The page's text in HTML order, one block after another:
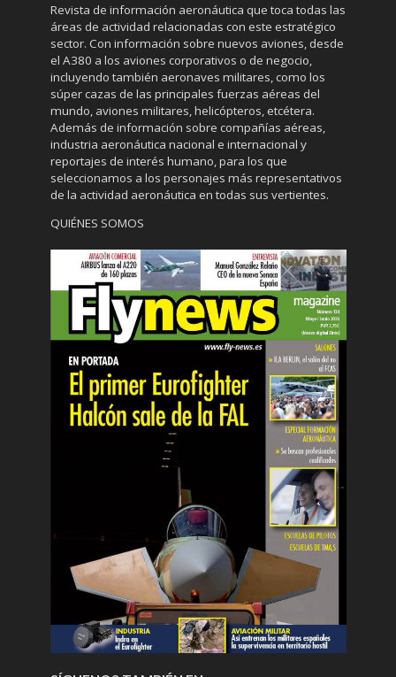
Revista de información aeronáutica que toca todas las
áreas de actividad relacionadas con este estratégico
sector. Con información sobre nuevos aviones, desde
el A380 a los aviones corporativos o de negocio,
incluyendo también aeronaves militares, como los
súper cazas de las principales fuerzas aéreas del
mundo, aviones militares, helicópteros, etcétera.
Además de información sobre compañías aéreas,
industria aeronáutica nacional e internacional y
reportajes de interés humano, para los que
seleccionamos a los personajes más representativos
de la actividad aeronáutica en todas sus vertientes.
QUIÉNES SOMOS